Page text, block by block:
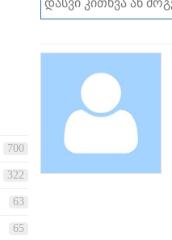
700
322
63
65